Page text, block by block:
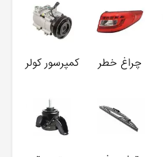
چراغ خطر کمپرسور کولر